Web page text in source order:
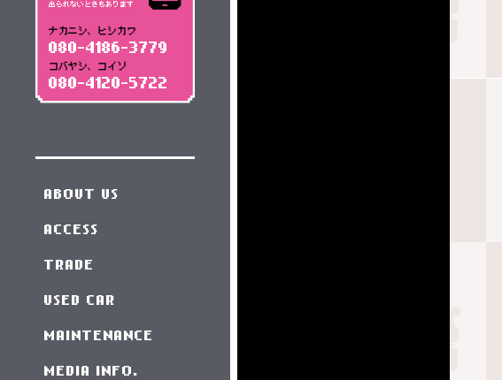
出られないときもあります
ナカニシ、ヒシカワ
080-4186-3779
コバヤシ、コイソ
080-4120-5722
ABOUT US
ACCESS
TRADE
USED CAR
MAINTENANCE
MEDIA INFO.